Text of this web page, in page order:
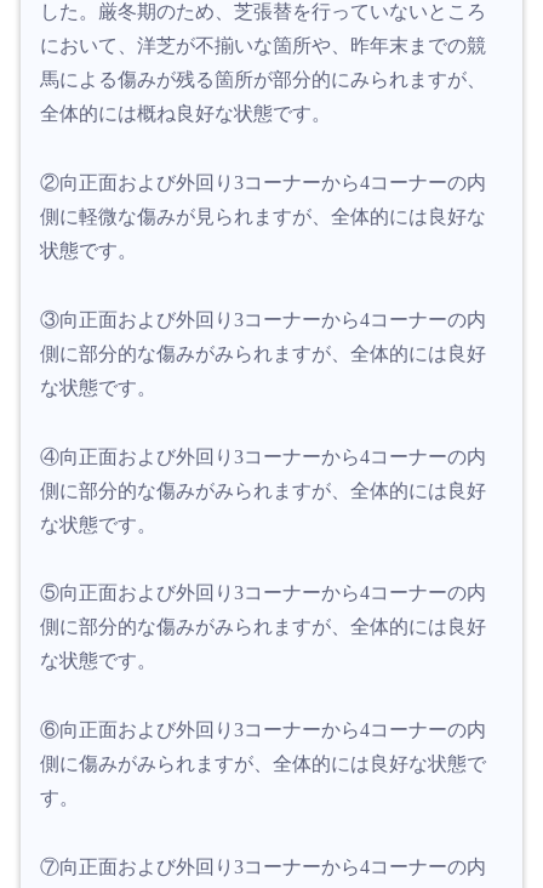
した。厳冬期のため、芝張替を行っていないところ
において、洋芝が不揃いな箇所や、昨年末までの競
馬による傷みが残る箇所が部分的にみられますが、
全体的には概ね良好な状態です。
②向正面および外回り3コーナーから4コーナーの内
側に軽微な傷みが見られますが、全体的には良好な
状態です。
③向正面および外回り3コーナーから4コーナーの内
側に部分的な傷みがみられますが、全体的には良好
な状態です。
④向正面および外回り3コーナーから4コーナーの内
側に部分的な傷みがみられますが、全体的には良好
な状態です。
⑤向正面および外回り3コーナーから4コーナーの内
側に部分的な傷みがみられますが、全体的には良好
な状態です。
⑥向正面および外回り3コーナーから4コーナーの内
側に傷みがみられますが、全体的には良好な状態で
す。
⑦向正面および外回り3コーナーから4コーナーの内